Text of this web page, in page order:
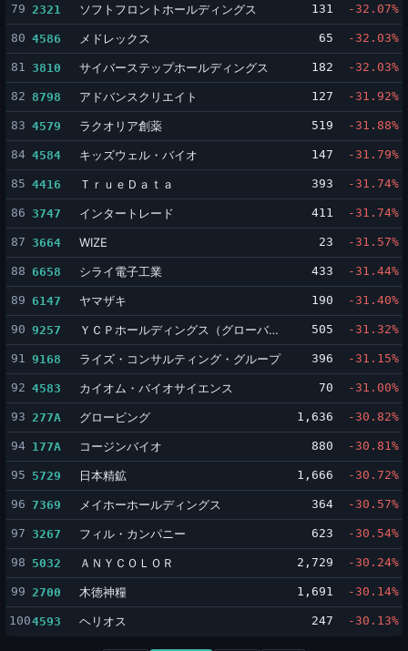
79 2321 ソフトフロントホールディングス 131 -32.07%
80 4586 メドレックス 65 -32.03%
81 3810 サイバーステップホールディングス 182 -32.03%
82 8798 アドバンスクリエイト 127 -31.92%
83 4579 ラクオリア創薬 519 -31.88%
84 4584 キッズウェル・バイオ 147 -31.79%
85 4416 ＴｒｕｅＤａｔａ 393 -31.74%
86 3747 インタートレード 411 -31.74%
87 3664 WIZE 23 -31.57%
88 6658 シライ電子工業 433 -31.44%
89 6147 ヤマザキ 190 -31.40%
90 9257 ＹＣＰホールディングス（グローバル）リミテッド 505 -31.32%
91 9168 ライズ・コンサルティング・グループ 396 -31.15%
92 4583 カイオム・バイオサイエンス 70 -31.00%
93 277A グロービング 1,636 -30.82%
94 177A コージンバイオ 880 -30.81%
95 5729 日本精鉱 1,666 -30.72%
96 7369 メイホーホールディングス 364 -30.57%
97 3267 フィル・カンパニー 623 -30.54%
98 5032 ＡＮＹＣＯＬＯＲ 2,729 -30.24%
99 2700 木徳神糧 1,691 -30.14%
1004593 ヘリオス 247 -30.13%